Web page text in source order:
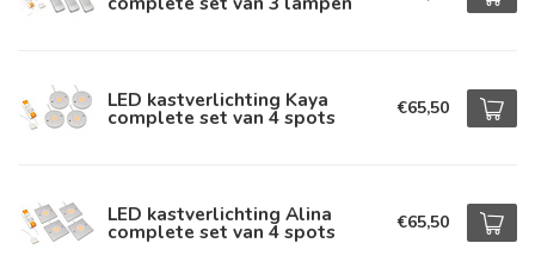
LED kastverlichting Kaya
complete set van 4 spots €65,50
LED kastverlichting Alina
complete set van 4 spots €65,50